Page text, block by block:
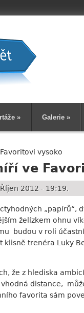
» Galerie »
vysoko
ve
2012 - 19:19.
„papírů“,
želízkem ohnu
budou v roli
klisně trenéra Luky
že z hlediska
distance,
favorita sám